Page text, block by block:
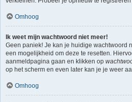
Omhoog
Ik weet mijn wachtwoord niet meer!
Geen paniek! Je kan je huidige wachtwoord
een mogelijkheid om deze te resetten.
aanmeldpagina gaan en klikken op
op het scherm en even later kan je je weer
Omhoog